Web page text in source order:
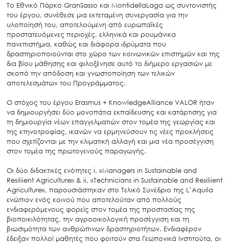
Το Εθνικό Πάρκο GranSasso και MontidellaLaga ως συντονιστής
του έργου, συνέθεσε μια εκτεταμένη συνεργασία για την
υλοποίησή του, αποτελούμενη από ευρωπαϊκές
προστατευόμενες περιοχές, ελληνικά και ρουμάνικα
πανεπιστήμια, καθώς και διάφορα ιδρύματα που
δραστηριοποιούνται στο χώρο των κοινωνικών επιστημών και της
δια βίου μάθησης και φιλοξένησε αυτό το διήμερο εργασιών με
σκοπό την απόδοση και γνωστοποίηση των τελικών
αποτελεσμάτων του Προγράμματος.
Ο στόχος του έργου Erasmus + KnowledgeAlliance VALOR ήταν
να δημιουργήσει δύο μονοπάτια εκπαίδευσης και κατάρτισης για
τη δημιουργία νέων επαγγελματιών στον τομέα της γεωργίας και
της κτηνοτροφίας, ικανών να ερμηνεύσουν τις νέες προκλήσεις
που σχετίζονται με την κλιματική αλλαγή και μια νέα προσέγγιση
στον τομέα της πρωτογενούς παραγωγής.
Οι δύο διδακτικές ενότητες i. «Managers in Sustainable and
Resiliient Agriculture» & ii. «Technicians in Sustainable and Resiliient
Agriculture», παρουσιάστηκαν στο Τελικό Συνέδριο της L’Aquila
ενώπιον ενός κοινού που αποτελούταν από πολλούς
ενδιαφερόμενους φορείς στον τομέα της προστασίας της
βιοποικιλότητας, την αγροοικολογική προσέγγιση και τη
βιωσιμότητα των ανθρώπινων δραστηριοτήτων. Ενδιαφέρον
έδειξαν πολλοί μαθητές που φοιτούν στα Γεωπονικά Ινστιτούτα, οι